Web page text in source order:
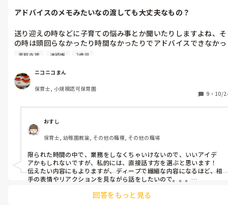
アドバイスのメモみたいなの渡しても大丈夫なもの？
送り迎えの時などに子育ての悩み事とか聞いたりしますよね、そ
の時は頭回らなかったり時間なかったりでアドバイスできなかっ
たこととか、ちょっとメモとかに書いて連絡帳に添えてみたりと
お迎えの時に話そうと思っても、タイミング的に対応できなかっ
たり、その日休みだったりするかもしれないので。
連絡帳に書くと、長くなってその日の子どもの様子を伝えられな
家庭支援 連絡帳 2歳児
ニコニコまん
保育士, 小規模認可保育園
9 ・ 10/
おすし
保育士, 幼稚園教諭, その他の職種, その他の職場
限られた時間の中で、業務をしなくちゃいけないので、いいアイデ
アかもしれないですが、私的には、直接話す方を選ぶと思います！
伝えたい内容にもよりますが、ディープで繊細な内容になるほど、相
手の表情やリアクションを見ながら話をしたいので。。。
怖いと思ってしまいます…。 回答をもっと見る